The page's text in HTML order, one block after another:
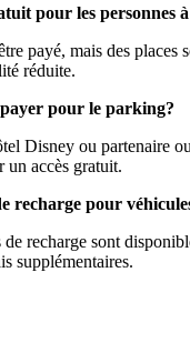
pour les personnes
payé, mais des places
réduite.
pour le parking?
Disney ou partenaire
un accès gratuit.
recharge pour
recharge sont
supplémentaires.